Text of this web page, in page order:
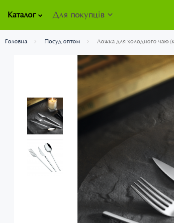
Каталог Для покупців
Головна Посуд оптом Ложка для холодного чаю